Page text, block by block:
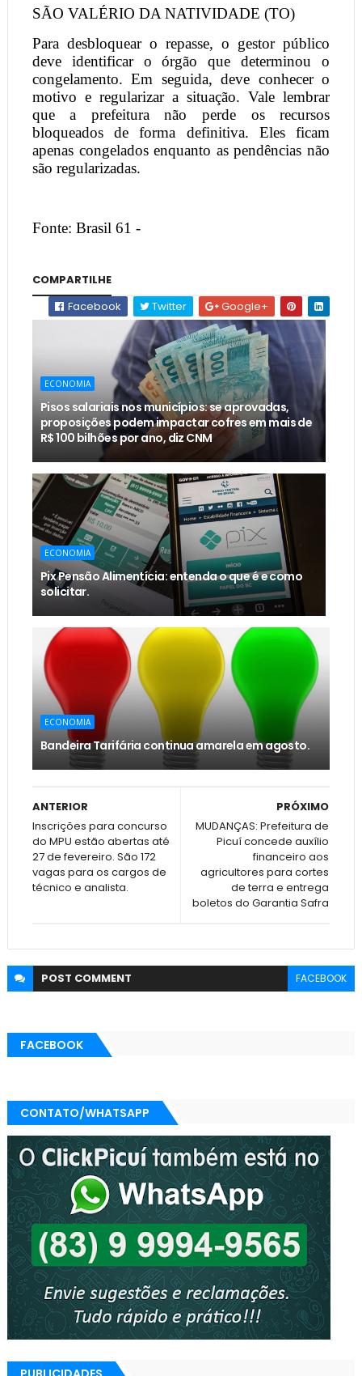
SÃO VALÉRIO DA NATIVIDADE (TO)
Para desbloquear o repasse, o gestor público
deve identificar o órgão que determinou o
congelamento. Em seguida, deve conhecer o
motivo e regularizar a situação. Vale lembrar
que a prefeitura não perde os recursos
bloqueados de forma definitiva. Eles ficam
apenas congelados enquanto as pendências não
são regularizadas.
Fonte: Brasil 61 -
COMPARTILHE
Facebook
Twitter Google+
ECONOMIA
Pisos salariais nos municípios: se aprovadas,
proposições podem impactar cofres em mais de
R$ 100 bilhões por ano, diz CNM
ECONOMIA
Pix Pensão Alimentícia: entenda o que é e como
solicitar.
ECONOMIA
Bandeira Tarifária continua amarela em agosto.
PRÓXIMO
MUDANÇAS: Prefeitura de
Picuí concede auxílio
financeiro aos
agricultores para cortes
de terra e entrega
boletos do Garantia Safra
ANTERIOR
Inscrições para concurso
do MPU estão abertas até
27 de fevereiro. São 172
vagas para os cargos de
técnico e analista.
POST COMMENT FACEBOOK
FACEBOOK
CONTATO/WHATSAPP